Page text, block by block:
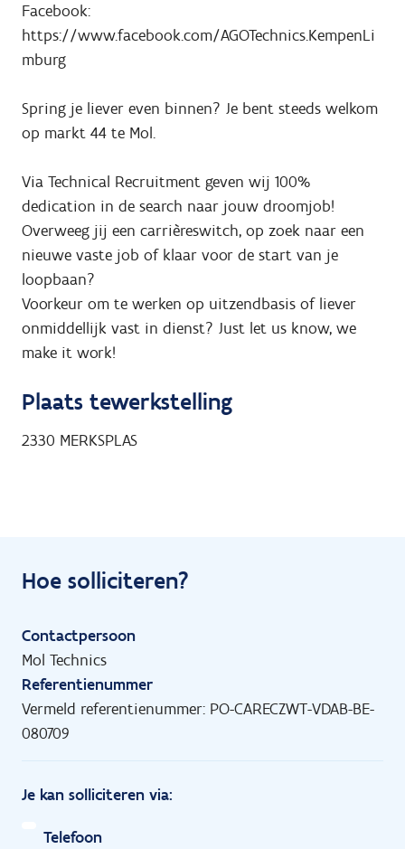
Facebook:
https://www.facebook.com/AGOTechnics.KempenLi
mburg
Spring je liever even binnen? Je bent steeds welkom
op markt 44 te Mol.
Via Technical Recruitment geven wij 100%
dedication in de search naar jouw droomjob!
Overweeg jij een carrièreswitch, op zoek naar een
nieuwe vaste job of klaar voor de start van je
loopbaan?
Voorkeur om te werken op uitzendbasis of liever
onmiddellijk vast in dienst? Just let us know, we
make it work!
Plaats tewerkstelling
2330 MERKSPLAS
Hoe solliciteren?
Contactpersoon
Mol Technics
Referentienummer
Vermeld referentienummer: PO-CARECZWT-VDAB-BE-
080709
Je kan solliciteren via:
Telefoon